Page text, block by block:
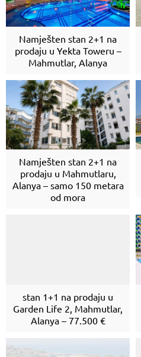
Namješten stan 2+1 na
prodaju u Yekta Toweru –
Mahmutlar, Alanya
Namješten stan 2+1 na
prodaju u Mahmutlaru,
Alanya – samo 150 metara
od mora
stan 1+1 na prodaju u
Garden Life 2, Mahmutlar,
Alanya – 77.500 €